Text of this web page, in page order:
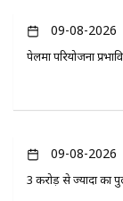
09-08-2026
पेलमा परियोजना
09-08-2026
3 करोड़ से ज्यादा का